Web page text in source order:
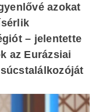
azokat
– jelentette
az Eurázsiai